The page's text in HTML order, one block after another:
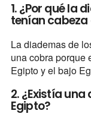
1. ¿Por qué la
tenían
La diademas de
una cobra porque
Egipto y el bajo
2. ¿Existía
Egipto?